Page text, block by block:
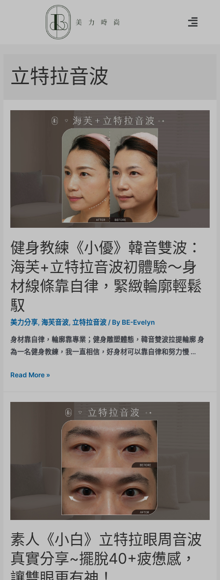
立特拉音波
健身教練《小優》韓音雙波：
海芙+立特拉音波初體驗～身
材線條靠自律，緊緻輪廓輕鬆
馭
美力分享,海芙音波, 立特拉音波 / By BE-Evelyn
身材靠自律，輪廓靠專業；健身雕塑體態，韓音雙波拉提輪廓 身
為一名健身教練，我一直相信，好身材可以靠自律和努力慢 …
Read More »
素人《小白》立特拉眼周音波
真實分享~擺脫40+疲憊感，